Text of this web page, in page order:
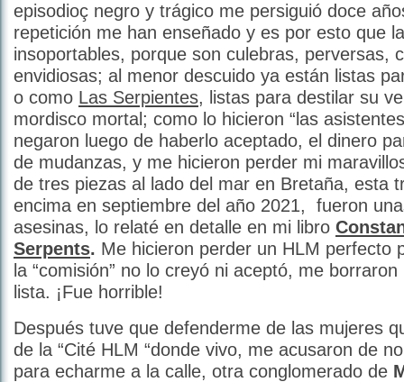
episodioç negro y trágico me persiguió doce
repetición me han enseñado y es por esto que
insoportables, porque son culebras, perversas,
envidiosas; al menor descuido ya están listas
o como Las Serpientes, listas para destilar su
mordisco mortal; como lo hicieron “las
negaron luego de haberlo aceptado, el dinero
de mudanzas, y me hicieron perder mi
de tres piezas al lado del mar en Bretaña, esta
encima en septiembre del año 2021, fueron
asesinas, lo relaté en detalle en mi libro
Serpents. Me hicieron perder un HLM perfecto
la “comisión” no lo creyó ni aceptó, me
lista. ¡Fue horrible!
Después tuve que defenderme de las mujeres
de la “Cité HLM “donde vivo, me acusaron de
para echarme a la calle, otra conglomerado de